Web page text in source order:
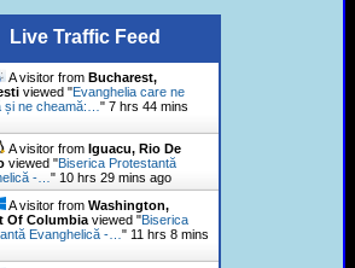
Live Traffic Feed
A visitor from Bucharest,
viewed "Evanghelia care ne
și ne cheamă:… " 7 hrs 44 mins
A visitor from Iguacu, Rio De
viewed "Biserica Protestantă
-… " 10 hrs 29 mins ago
A visitor from Washington,
Of Columbiaviewed "Biserica
Evanghelică -… " 11 hrs 8 mins